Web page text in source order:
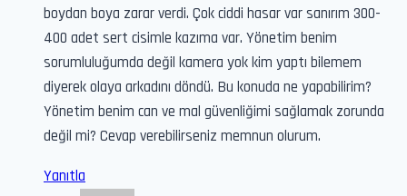
boydan boya zarar verdi. Çok ciddi hasar var sanırım 300-
400 adet sert cisimle kazıma var. Yönetim benim
sorumluluğumda değil kamera yok kim yaptı bilemem
diyerek olaya arkadını döndü. Bu konuda ne yapabilirim?
Yönetim benim can ve mal güvenliğimi sağlamak zorunda
değil mi? Cevap verebilirseniz memnun olurum.
Yanıtla